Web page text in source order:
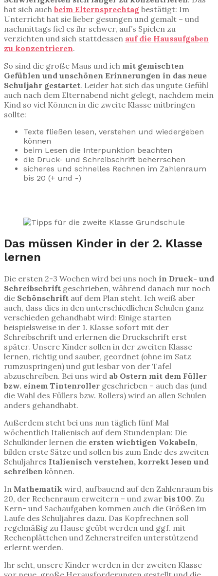
hat sich auch beim Elternsprechtag bestätigt: Im
Unterricht hat sie lieber gesungen und gemalt – und
nachmittags fiel es ihr schwer, auf’s Spielen zu
verzichten und sich stattdessen auf die Hausaufgaben
zu konzentrieren.
So sind die große Maus und ich mit gemischten
Gefühlen und unschönen Erinnerungen in das neue
Schuljahr gestartet. Leider hat sich das ungute Gefühl
auch nach dem Elternabend nicht gelegt, nachdem mein
Kind so viel Können in die zweite Klasse mitbringen
sollte:
Texte fließen lesen, verstehen und wiedergeben
können
beim Lesen die Interpunktion beachten
die Druck- und Schreibschrift beherrschen
sicheres und schnelles Rechnen im Zahlenraum
bis 20 (+ und -)
Das müssen Kinder in der 2. Klasse
lernen
Die ersten 2-3 Wochen wird bei uns noch in Druck- und
Schreibschrift geschrieben, während danach nur noch
die Schönschrift auf dem Plan steht. Ich weiß aber
auch, dass dies in den unterschiedlichen Schulen ganz
verschieden gehandhabt wird: Einige starten
beispielsweise in der 1. Klasse sofort mit der
Schreibschrift und erlernen die Druckschrift erst
später. Unsere Kinder sollen in der zweiten Klasse
lernen, richtig und sauber, geordnet (ohne im Satz
rumzuspringen) und gut lesbar von der Tafel
abzuschreiben. Bei uns wird ab Ostern mit dem Füller
bzw. einem Tintenroller geschrieben – auch das (und
die Wahl des Füllers bzw. Rollers) wird an allen Schulen
anders gehandhabt.
Außerdem steht bei uns nun täglich fünf Mal
wöchentlich Italienisch auf dem Stundenplan: Die
Schulkinder lernen die ersten wichtigen Vokabeln,
bilden erste Sätze und sollen bis zum Ende des zweiten
Schuljahres Italienisch verstehen, korrekt lesen und
schreiben können.
In Mathematik wird, aufbauend auf den Zahlenraum bis
20, der Rechenraum erweitern – und zwar bis 100. Zu
Kern- und Sachaufgaben kommen auch die Größen im
Laufe des Schuljahres dazu. Das Kopfrechnen soll
regelmäßig zu Hause geübt werden und ggf. mit
Rechenplättchen und Zehnerstreifen unterstützend
erlernt werden.
Ihr seht, unsere Kinder werden in der zweiten Klasse